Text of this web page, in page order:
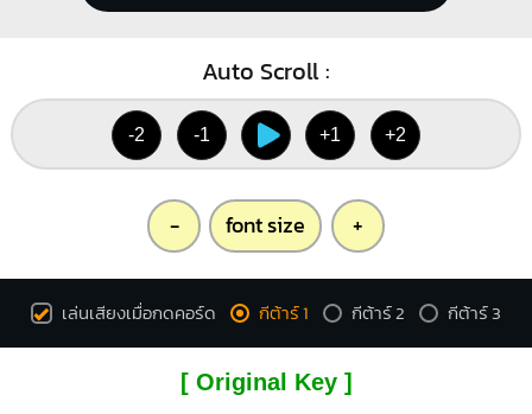
Auto Scroll :
-2 -1 +1 +2
- font size +
เล่นเสียงเมื่อกดคอร์ด กีต้าร์ 1 กีต้าร์ 2 กีต้าร์ 3
[ Original Key ]